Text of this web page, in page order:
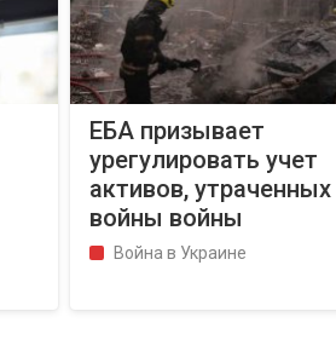
ЕБА призывает
урегулировать учет
активов, утраченных
войны войны
Война в Украине